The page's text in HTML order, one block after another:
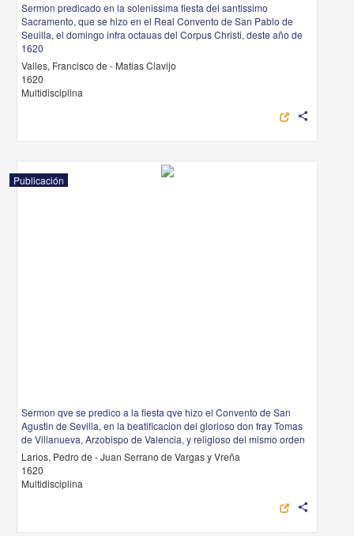
Sermon predicado en la solenissima fiesta del santissimo
Sacramento, que se hizo en el Real Convento de San Pablo de
Seuilla, el domingo infra octauas del Corpus Christi, deste año de
1620
Valles, Francisco de - Matias Clavijo
1620
Multidisciplina
share
Publicación
Sermon qve se predico a la fiesta qve hizo el Convento de San
Agustin de Sevilla, en la beatificacion del glorioso don fray Tomas
de Villanueva, Arzobispo de Valencia, y religioso del mismo orden
Larios, Pedro de - Juan Serrano de Vargas y Vreña
1620
Multidisciplina
share